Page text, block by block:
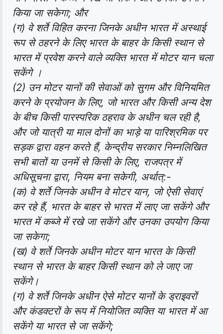
किया जा सकेगा; और
(ग) वे शर्ते विहित करना जिनके अधीन भारत में अस्थाई
रूप से ठहरने के लिए भारत के बाहर के किसी स्थान से
भारत में प्रवेश करने वाले व्यक्ति भारत में मोटर यान चला
सकेंगे ।
(2) उन मोटर यानों की सेवाओं को सुगम और विनियमित
करने के प्रयोजन के लिए, जो भारत और किसी अन्य देश
के बीच किसी पारस्परिक ठहराव के अधीन चल रही है,
और जो यात्री या माल दोनों का भाड़े या पारिश्रमिक पर
सड़क द्वारा वहन करते हैं, केन्द्रीय सरकार निम्नलिखित
सभी बातों या उनमें से किसी के लिए, राजपत्र में
अधिसूचना द्वारा, नियम बना सकेगी, अर्थात्:-
(क) वे शर्ते जिनके अधीन वे मोटर यान, जो ऐसी सेवाएं
कर रहे हैं, भारत के बाहर से भारत में लाए जा सकेंगे और
भारत में कब्जे में रखे जा सकेंगे और उनका उपयोग किया
जा सकेगा;
(ख) वे शर्ते जिनके अधीन मोटर यान भारत के किसी
स्थान से भारत के बाहर किसी स्थान को ले जाए जा
सकेंगे।
(ग) वे शर्ते जिनके अधीन ऐसे मोटर यानों के ड्राइवरों
और कंडक्टरों के रूप में नियोजित व्यक्ति या भारत में आ
सकेंगे या भारत से जा सकेंगे;